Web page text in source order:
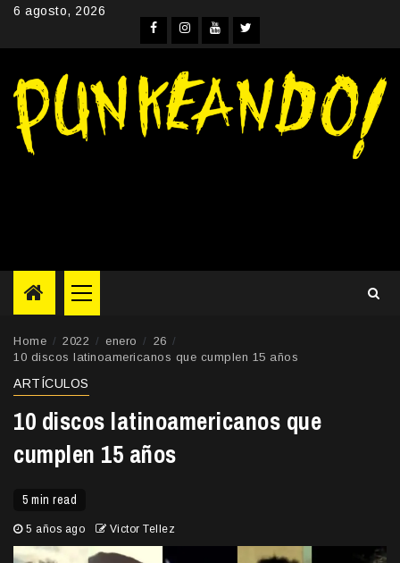
Skip6 agosto, 2026
Facebook
Instagram
YouTube
Twitter
Primary
Menu
Home 2022 enero
26
10 discos latinoamericanos que cumplen 15 años
ARTÍCULOS
10 discos latinoamericanos que
cumplen 15 años
5 min read
5 años ago Victor Tellez